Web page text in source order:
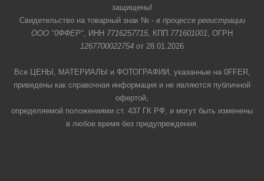
защищены!
Свидетельство на товарный знак № - в процессе регистрации
ООО "0ФФЕР", ИНН 7716257715, КПП 771601001, ОГРН
1267700022754 от 28.01.2026
Все ЦЕНЫ, МАТЕРИАЛЫ и ФОТОГРАФИИ, указанные на 0FFER,
приведены как справочная информация и не являются публичной
офертой,
определяемой положениями ст. 437 ГК РФ, и могут быть изменены
в любое время без предупреждения.